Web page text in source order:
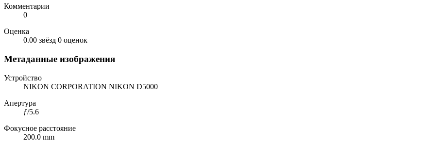
Комментарии
0
Оценка
0.00 звёзд 0 оценок
Метаданные изображения
Устройство
NIKON CORPORATION NIKON D5000
Апертура
ƒ/5.6
Фокусное расстояние
200.0 mm